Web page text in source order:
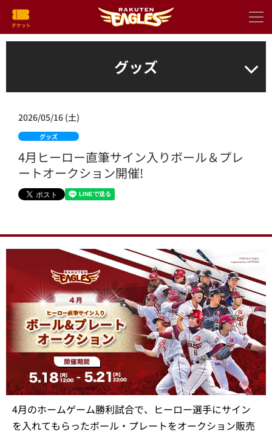
グッズ
2026/05/16 (土)
グッズ
4月ヒーロー直筆サイン入りボール＆プレ
ートオークション開催!
4月のホームゲーム勝利試合で、ヒーロー選手にサイン
を入れてもらったボール・プレートをオークション販売